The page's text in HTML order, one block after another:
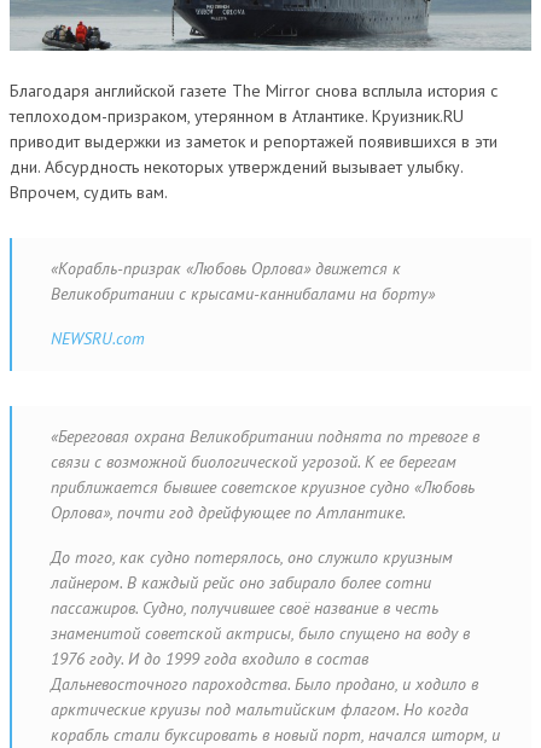
РЕЧНЫЕ НОВОСТИ
КРУИЗЫ
БАЗА “КРУИЗЫ ОТ БРИЗА”
БАЗА «GOCRUISE»
БАЗА «RIVERLINES»
МОРСКИЕ КРУИЗЫ
ФЛОТ
ИСТОРИЯ ФЛОТА
КРУИЗНЫЕ СУДА
ТРЕКИНГ КРУИЗНЫХ ЛАЙНЕРОВ
ПОРТЫ
КРУИЗ.PRO
Благодаря английской газете The Mirror снова всплыла история с
теплоходом-призраком, утерянном в Атлантике. Круизник.RU
приводит выдержки из заметок и репортажей появившихся в эти
дни. Абсурдность некоторых утверждений вызывает улыбку.
Впрочем, судить вам.
«Корабль-призрак «Любовь Орлова» движется к
Великобритании с крысами-каннибалами на борту»
NEWSRU.com
«Береговая охрана Великобритании поднята по тревоге в
связи с возможной биологической угрозой. К ее берегам
приближается бывшее советское круизное судно «Любовь
Орлова», почти год дрейфующее по Атлантике.
До того, как судно потерялось, оно служило круизным
лайнером. В каждый рейс оно забирало более сотни
пассажиров. Судно, получившее своё название в честь
знаменитой советской актрисы, было спущено на воду в
1976 году. И до 1999 года входило в состав
Дальневосточного пароходства. Было продано, и ходило в
арктические круизы под мальтийским флагом. Но когда
корабль стали буксировать в новый порт, начался шторм, и